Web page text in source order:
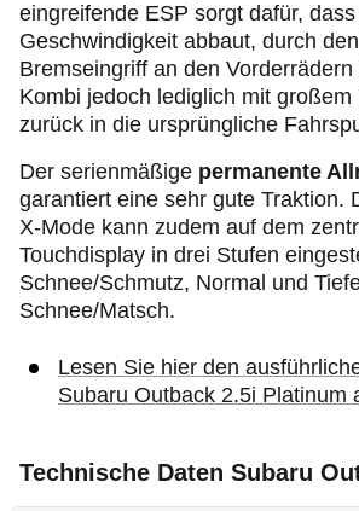
eingreifende ESP sorgt dafür, dass
Geschwindigkeit abbaut, durch
Bremseingriff an den
Kombi jedoch lediglich mit großem
zurück in die ursprüngliche
Der serienmäßige permanente
garantiert eine sehr gute Traktion.
X-Mode kann zudem auf dem
Touchdisplay in drei Stufen
Schnee/Schmutz, Normal und
Schnee/Matsch.
Lesen Sie hier den
Subaru Outback 2.5i Platinum
Technische Daten Subaru